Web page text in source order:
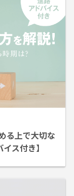
る上で大切な
ス付き】